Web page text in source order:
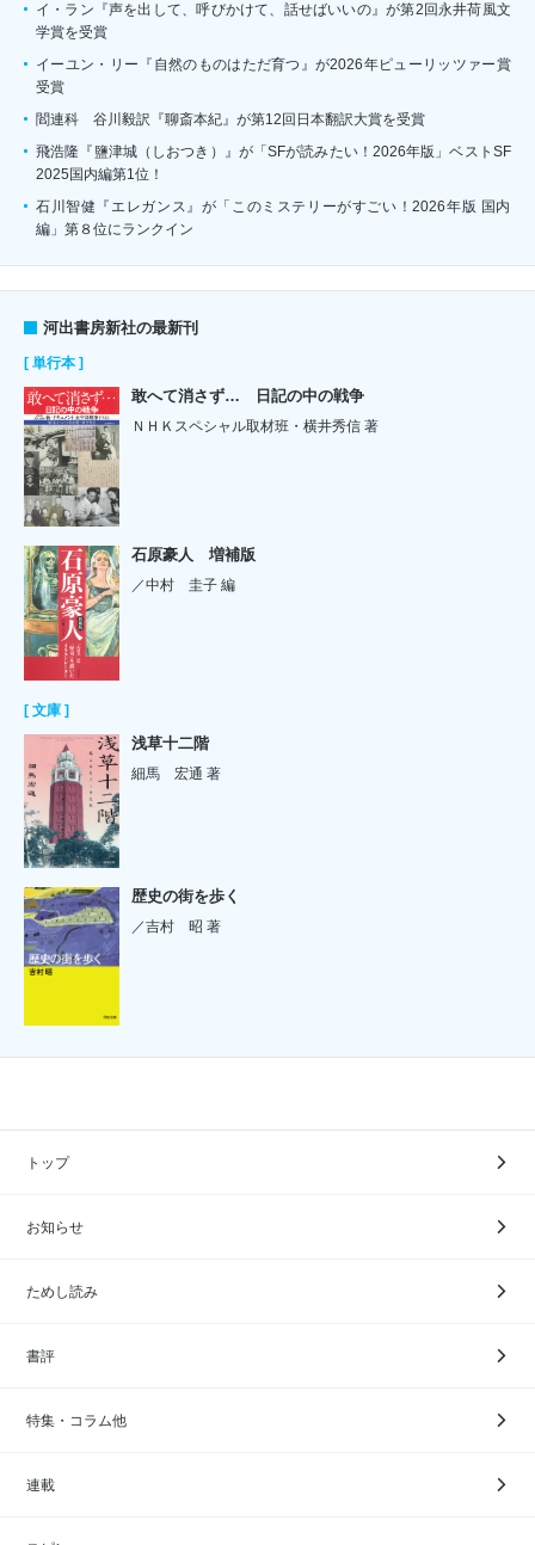
イ・ラン『声を出して、呼びかけて、話せばいいの』が第2回永井荷風文
学賞を受賞
イーユン・リー『自然のものはただ育つ』が2026年ピューリッツァー賞
受賞
閻連科 谷川毅訳『聊斎本紀』が第12回日本翻訳大賞を受賞
飛浩隆『鹽津城（しおつき）』が「SFが読みたい！2026年版」ベストSF
2025国内編第1位！
石川智健『エレガンス』が「このミステリーがすごい！2026年版 国内
編」第８位にランクイン
河出書房新社の最新刊
[ 単行本 ]
敢へて消さず… 日記の中の戦争
ＮＨＫスペシャル取材班・横井秀信 著
石原豪人 増補版
／中村 圭子 編
[ 文庫 ]
浅草十二階
細馬 宏通 著
歴史の街を歩く
／吉村 昭 著
トップ
お知らせ
ためし読み
書評
特集・コラム他
連載